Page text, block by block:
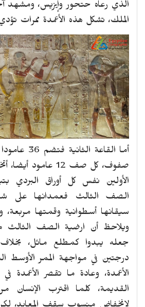
الذي رعاه حتحور وإيزيس،
الملك، تشكل هذه الأعمدة ممرات
أما القاعة
صفوف، كل صف 12
الأولين نفس كل أوراق البردي
الصف الثالث فعمدانها على
سيقانها أسطوانية وقمتها مربعة،
ويلاحظ أن ارضية الصف الثالث
جعله يبدوا كمطلع مائل،
درجتين في مواجهة الممر
الأعمدة، وعادة ما تقصر الأعمدة في
القديمة، كلما اقترب الإنسان